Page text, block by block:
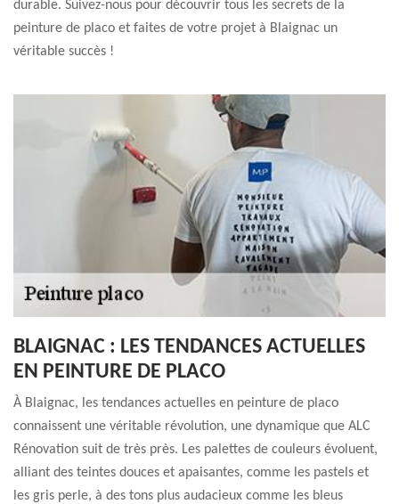
durable. Suivez-nous pour découvrir tous les secrets de la
peinture de placo et faites de votre projet à Blaignac un
véritable succès !
BLAIGNAC : LES TENDANCES ACTUELLES
EN PEINTURE DE PLACO
À Blaignac, les tendances actuelles en peinture de placo
connaissent une véritable révolution, une dynamique que ALC
Rénovation suit de très près. Les palettes de couleurs évoluent,
alliant des teintes douces et apaisantes, comme les pastels et
les gris perle, à des tons plus audacieux comme les bleus